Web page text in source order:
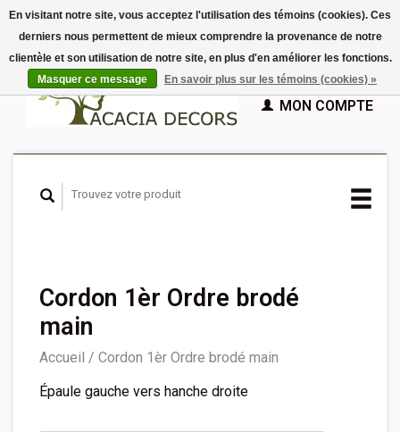
EUR
GBPFrançais
Nederlands
Español
PANIER (€0,00)
MON COMPTE
Cordon 1èr Ordre brodé
main
Accueil / Cordon 1èr Ordre brodé main
Épaule gauche vers hanche droite
En visitant notre site, vous acceptez l'utilisation des témoins (cookies). Ces
derniers nous permettent de mieux comprendre la provenance de notre
clientèle et son utilisation de notre site, en plus d'en améliorer les fonctions.
Masquer ce message
En savoir plus sur les témoins (cookies) »